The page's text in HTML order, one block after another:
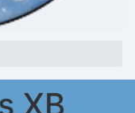
XB